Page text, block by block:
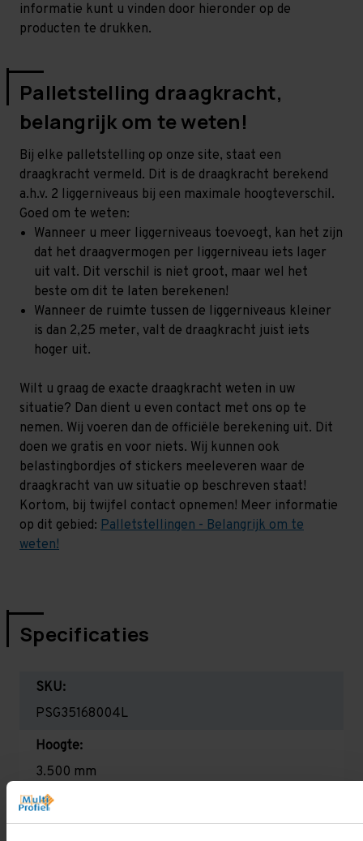
informatie kunt u vinden door hieronder op de
producten te drukken.
Palletstelling draagkracht,
belangrijk om te weten!
Bij elke palletstelling op onze site, staat een
draagkracht vermeld. Dit is de draagkracht berekend
a.h.v. 2 liggerniveaus bij een maximale hoogteverschil.
Goed om te weten:
Wanneer u meer liggerniveaus toevoegt, kan het zijn
dat het draagvermogen per liggerniveau iets lager
uit valt. Dit verschil is niet groot, maar wel het
beste om dit te laten berekenen!
Wanneer de ruimte tussen de liggerniveaus kleiner
is dan 2,25 meter, valt de draagkracht juist iets
hoger uit.
Wilt u graag de exacte draagkracht weten in uw
situatie? Dan dient u even contact met ons op te
nemen. Wij voeren dan de officiële berekening uit. Dit
doen we gratis en voor niets. Wij kunnen ook
belastingbordjes of stickers meeleveren waar de
draagkracht van uw situatie op beschreven staat!
Kortom, bij twijfel contact opnemen! Meer informatie
op dit gebied: Palletstellingen - Belangrijk om te
weten!
Specificaties
SKU:
PSG35168004L
Hoogte:
3.500 mm
Diepte: